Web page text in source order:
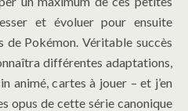
et évoluer pour ensuite
de Pokémon. Véritable succès
différentes adaptations,
animé, cartes à jouer – et j’en
opus de cette série canonique